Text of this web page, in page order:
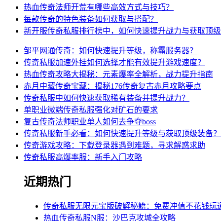
热血传奇法师开荒有哪些高效方式与技巧？
每款传奇的特色装备如何获取与搭配？
新开服传奇私服排行榜中，如何快速提升战力与获取顶级
邹平网通传奇：如何快速提升等级，称霸服务器？
传奇私服加速外挂如何选择才能有效提升游戏速度？
热血传奇攻略大揭秘：元素爆率全解析，战力提升指南
赤月中藏传奇宝藏：揭秘176传奇复古赤月攻略要点
传奇私服中如何快速获取稀有装备并提升战力？
单职业微端传奇私服强化对矿石的要求
复古传奇法师职业单人如何去争夺boss
传奇私服新手必看：如何快速提升等级与获取顶级装备？
传奇游戏攻略：下载登录器遇到难题，寻求解惑求助
传奇私服高爆率服：新手入门攻略
近期热门
传奇私服无限元宝版破解秘籍：免费冲值不花钱玩
热血传奇私服N服：沙巴克攻城全攻略